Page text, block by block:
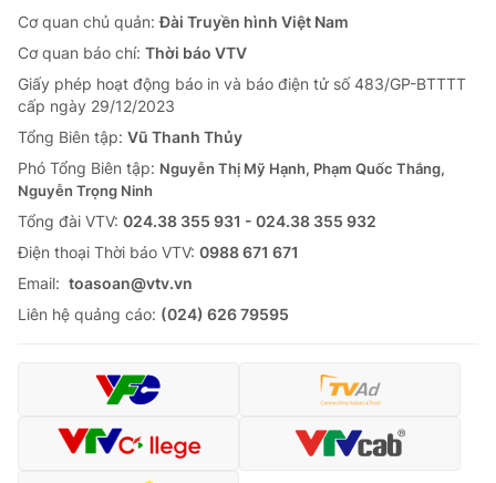
Cơ quan chủ quản:Đài Truyền hình Việt Nam
Cơ quan báo chí: Thời báo VTV
Giấy phép hoạt động báo in và báo điện tử số 483/GP-BTTTT
cấp ngày 29/12/2023
Tổng Biên tập: Vũ Thanh Thủy
Phó Tổng Biên tập: Nguyễn Thị Mỹ Hạnh, Phạm Quốc Thắng,
Nguyễn Trọng Ninh
Tổng đài VTV: 024.38 355 931 - 024.38 355 932
Ðiện thoại Thời báo VTV: 0988 671 671
Email: toasoan@vtv.vn
Liên hệ quảng cáo: (024) 626 79595